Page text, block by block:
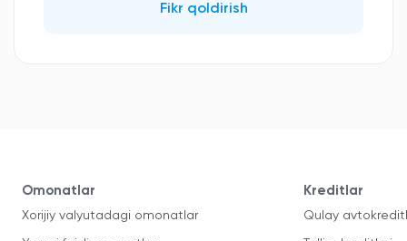
Fikr qoldirish
Omonatlar
Xorijiy valyutadagi omonatlar
Kreditlar
Qulay